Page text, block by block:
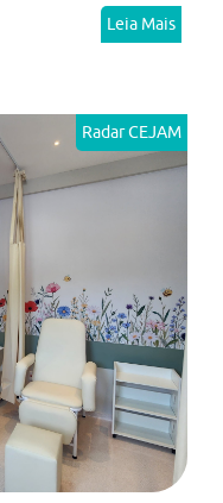
Leia Mais
Radar CEJAM